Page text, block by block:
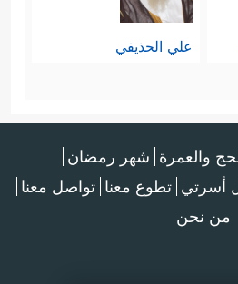
علي الحذيفي
والعمرة شهر رمضان
أسرتي تطوع معنا تواصل معنا
من نحن